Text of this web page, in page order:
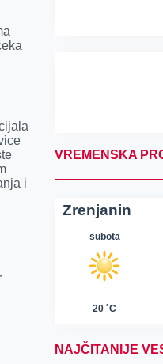
i
VREMENSKA
NAJČITANIJE